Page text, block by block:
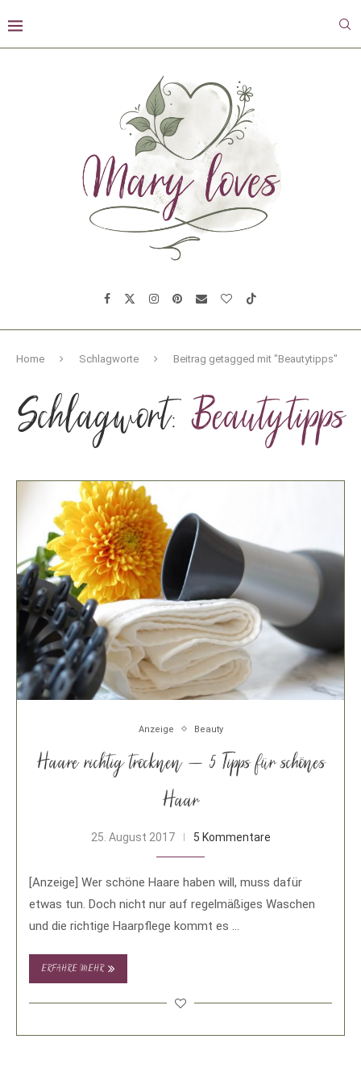
Home Schlagworte Beitrag getagged mit "Beautytipps"
Schlagwort:Beautytipps
Anzeige Beauty
Haare richtig trocknen – 5 Tipps für schönes
Haar
25. August 2017 5 Kommentare
[Anzeige] Wer schöne Haare haben will, muss dafür
etwas tun. Doch nicht nur auf regelmäßiges Waschen
und die richtige Haarpflege kommt es …
ERFAHRE MEHR